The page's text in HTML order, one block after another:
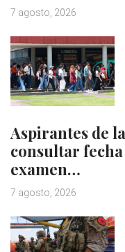
7 agosto, 2026
Aspirantes de
consultar
examen…
7 agosto, 2026